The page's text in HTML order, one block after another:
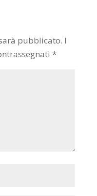
pubblicato. I
*